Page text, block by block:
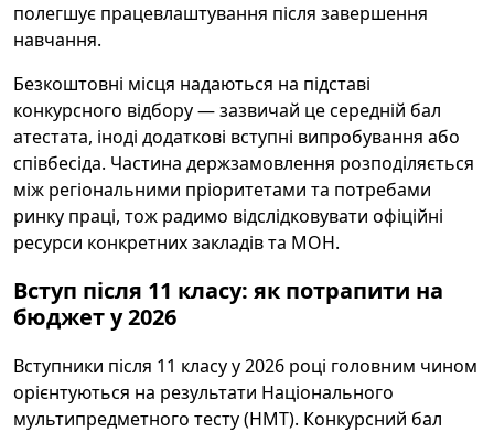
полегшує працевлаштування після завершення
навчання.
Безкоштовні місця надаються на підставі
конкурсного відбору — зазвичай це середній бал
атестата, іноді додаткові вступні випробування або
співбесіда. Частина держзамовлення розподіляється
між регіональними пріоритетами та потребами
ринку праці, тож радимо відслідковувати офіційні
ресурси конкретних закладів та МОН.
Вступ після 11 класу: як потрапити на
бюджет у 2026
Вступники після 11 класу у 2026 році головним чином
орієнтуються на результати Національного
мультипредметного тесту (НМТ). Конкурсний бал